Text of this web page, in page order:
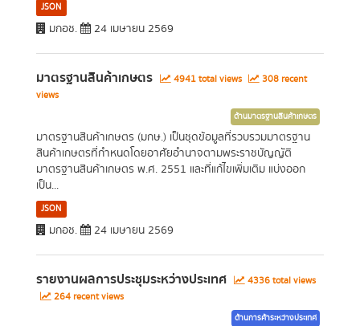
JSON
มกอช. 24 เมษายน 2569
มาตรฐานสินค้าเกษตร 4941 total views
308 recent
views
ด้านมาตรฐานสินค้าเกษตร
มาตรฐานสินค้าเกษตร (มกษ.) เป็นชุดข้อมูลที่รวบรวมมาตรฐาน
สินค้าเกษตรที่กำหนดโดยอาศัยอำนาจตามพระราชบัญญัติ
มาตรฐานสินค้าเกษตร พ.ศ. 2551 และที่แก้ไขเพิ่มเติม แบ่งออก
เป็น...
JSON
มกอช. 24 เมษายน 2569
รายงานผลการประชุมระหว่างประเทศ
4336 total views
264 recent views
ด้านการค้าระหว่างประเทศ